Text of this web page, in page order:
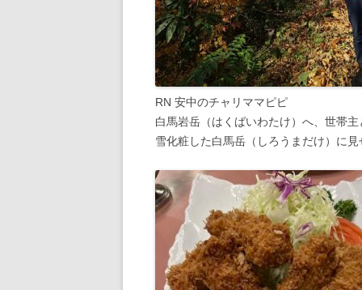
RN 安中のチャリママピピ
白馬岩岳（はくばいわたけ）へ、世帯
雪化粧した白馬岳（しろうまだけ）に見